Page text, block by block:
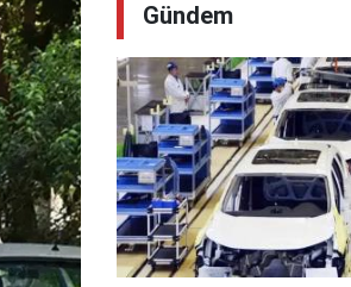
Gündem